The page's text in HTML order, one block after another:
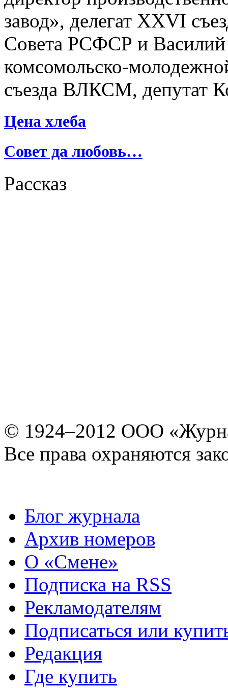
завод», делегат XXVI
Совета РСФСР и
комсомольско-
съезда ВЛКСМ, депутат
Цена хлеба
Совет да любовь…
Рассказ
© 1924–2012 ООО
Все права охраняются
Блог журнала
Архив номеров
О «Смене»
Подписка на RSS
Рекламодателям
Подписаться или
Редакция
Где купить